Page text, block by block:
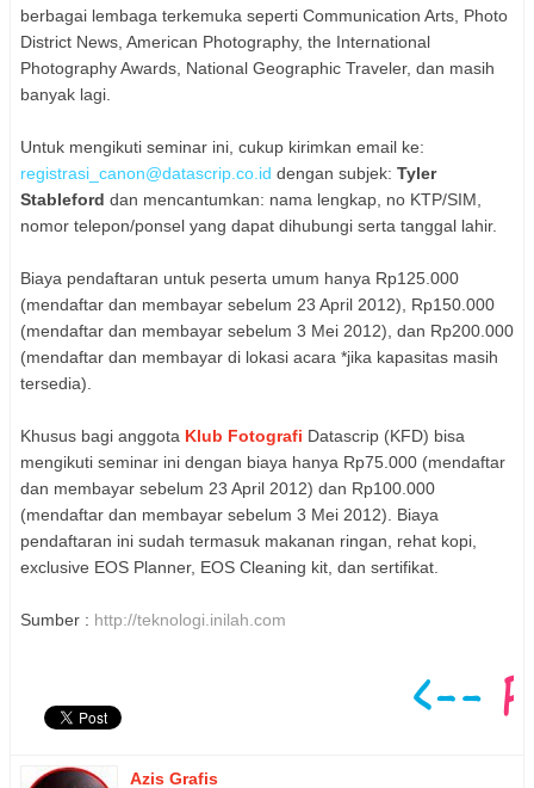
berbagai lembaga terkemuka seperti Communication Arts, Photo
District News, American Photography, the International
Photography Awards, National Geographic Traveler, dan masih
banyak lagi.
Untuk mengikuti seminar ini, cukup kirimkan email ke:
registrasi_canon@datascrip.co.id dengan subjek: Tyler
Stableford dan mencantumkan: nama lengkap, no KTP/SIM,
nomor telepon/ponsel yang dapat dihubungi serta tanggal lahir.
Biaya pendaftaran untuk peserta umum hanya Rp125.000
(mendaftar dan membayar sebelum 23 April 2012), Rp150.000
(mendaftar dan membayar sebelum 3 Mei 2012), dan Rp200.000
(mendaftar dan membayar di lokasi acara *jika kapasitas masih
tersedia).
Khusus bagi anggota Klub Fotografi Datascrip (KFD) bisa
mengikuti seminar ini dengan biaya hanya Rp75.000 (mendaftar
dan membayar sebelum 23 April 2012) dan Rp100.000
(mendaftar dan membayar sebelum 3 Mei 2012). Biaya
pendaftaran ini sudah termasuk makanan ringan, rehat kopi,
exclusive EOS Planner, EOS Cleaning kit, dan sertifikat.
Sumber : http://teknologi.inilah.com
Azis Grafis